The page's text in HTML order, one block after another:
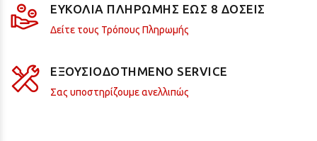
ΕΥΚΟΛΙΑ ΠΛΗΡΩΜΗΣ ΕΩΣ 8 ΔΟΣΕΙΣ
Δείτε τους Τρόπους Πληρωμής
ΕΞΟΥΣΙΟΔΟΤΗΜΕΝΟ SERVICE
Σας υποστηρίζουμε ανελλιπώς